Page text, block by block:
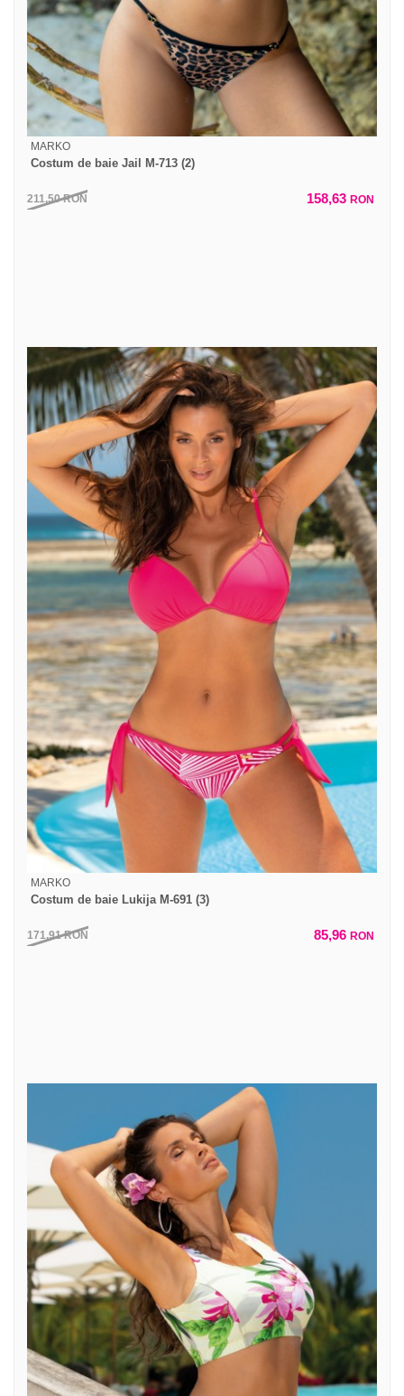
MARKO
Costum de baie Jail M-713 (2)
211,50RON 158,63 RON
MARKO
Costum de baie Lukija M-691 (3)
171,91RON 85,96 RON